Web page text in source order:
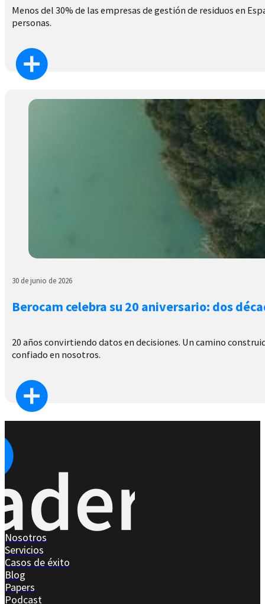
Menos del 30% de las empresas de gestión de residuos en
personas.
30 de junio de 2026
Berocam celebra su 20 aniversario: dos
20 años convirtiendo datos en decisiones. Un camino
confiado en nosotros.
Nosotros
Servicios
Casos de éxito
Blog
Papers
Podcast